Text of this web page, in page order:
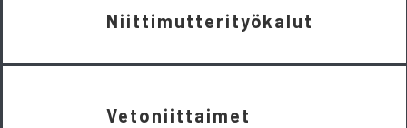
Niittimutterityökalut
Vetoniittaimet